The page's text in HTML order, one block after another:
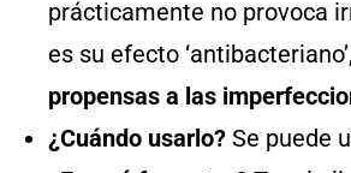
prácticamente no provoca
es su efecto
propensas a las
¿Cuándo usarlo? Se puede